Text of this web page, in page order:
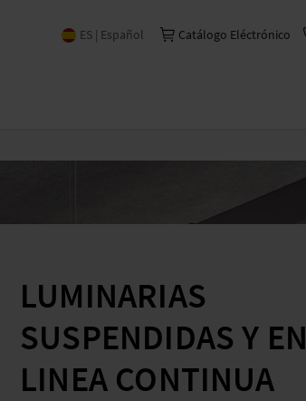
ES | Español
France | Français
Schweiz | Deutsch
Suisse | Français
Catálogo Eléctrónico
LUMINARIAS
SUSPENDIDAS Y EN
LINEA CONTINUA